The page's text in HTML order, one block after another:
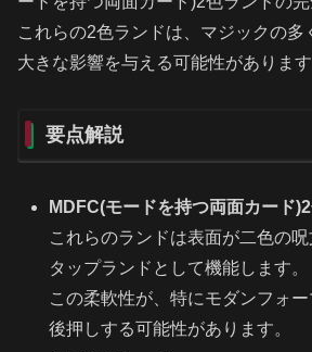
これらの2色ランドは、マジックの多
大きな影響を与える可能性があります
要点解説
MDFC(モードを持つ両面カード
これらのランドは表面が二色の
タップランドとして機能します。
この柔軟性が、特にモダンフォ
後押しする可能性があります。